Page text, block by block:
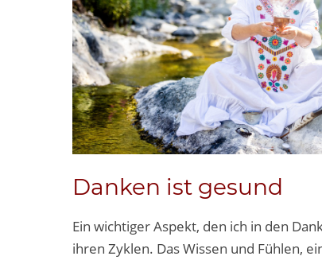
Danken ist gesund
Ein wichtiger Aspekt, den ich in den
ihren Zyklen. Das Wissen und Fühlen,